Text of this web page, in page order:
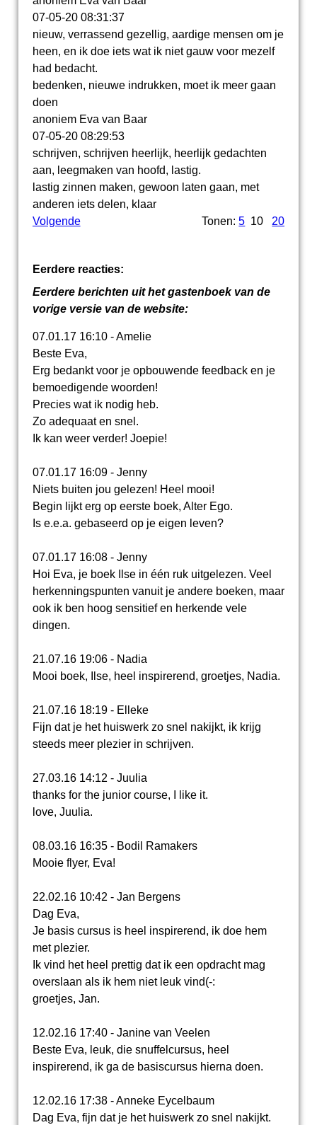
07-05-20 08:31:37
nieuw, verrassend gezellig, aardige mensen om je
heen, en ik doe iets wat ik niet gauw voor mezelf
had bedacht.
bedenken, nieuwe indrukken, moet ik meer gaan
doen
anoniem Eva van Baar
07-05-20 08:29:53
schrijven, schrijven heerlijk, heerlijk gedachten
aan, leegmaken van hoofd, lastig.
lastig zinnen maken, gewoon laten gaan, met
anderen iets delen, klaar
Volgende
Tonen:5 10 20
Eerdere reacties:
Eerdere berichten uit het gastenboek van de
vorige versie van de website:
07.01.17 16:10 - Amelie
Beste Eva,
Erg bedankt voor je opbouwende feedback en je
bemoedigende woorden!
Precies wat ik nodig heb.
Zo adequaat en snel.
Ik kan weer verder! Joepie!
07.01.17 16:09 - Jenny
Niets buiten jou gelezen! Heel mooi!
Begin lijkt erg op eerste boek, Alter Ego.
Is e.e.a. gebaseerd op je eigen leven?
07.01.17 16:08 - Jenny
Hoi Eva, je boek Ilse in één ruk uitgelezen. Veel
herkenningspunten vanuit je andere boeken, maar
ook ik ben hoog sensitief en herkende vele
dingen.
21.07.16 19:06 - Nadia
Mooi boek, Ilse, heel inspirerend, groetjes, Nadia.
21.07.16 18:19 - Elleke
Fijn dat je het huiswerk zo snel nakijkt, ik krijg
steeds meer plezier in schrijven.
27.03.16 14:12 - Juulia
thanks for the junior course, I like it.
love, Juulia.
08.03.16 16:35 - Bodil Ramakers
Mooie flyer, Eva!
22.02.16 10:42 - Jan Bergens
Dag Eva,
Je basis cursus is heel inspirerend, ik doe hem
met plezier.
Ik vind het heel prettig dat ik een opdracht mag
overslaan als ik hem niet leuk vind(-:
groetjes, Jan.
12.02.16 17:40 - Janine van Veelen
Beste Eva, leuk, die snuffelcursus, heel
inspirerend, ik ga de basiscursus hierna doen.
12.02.16 17:38 - Anneke Eycelbaum
Dag Eva, fijn dat je het huiswerk zo snel nakijkt.